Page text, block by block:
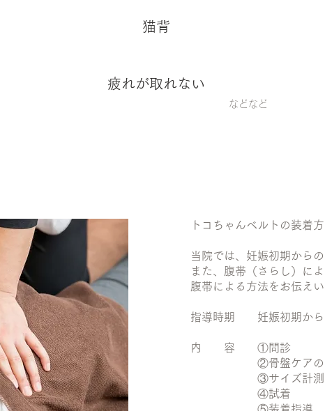
猫背
疲れが取れない
などなど
トコちゃんベルトの装着
当院では、妊娠初期から
また、腹帯（さらし）に
腹帯による方法をお伝えい
指導時期 妊娠初期から
内 容 ①問診
②骨盤ケアの方
③サイズ計測
④試着